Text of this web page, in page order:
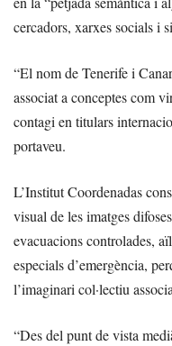
cercadors, xarxes socials i
“El nom de Tenerife i
associat a conceptes com
contagi en titulars
portaveu.
L’Institut Coordenadas
visual de les imatges
evacuacions controlades,
especials d’emergència,
l’imaginari col·lectiu
“Des del punt de vista